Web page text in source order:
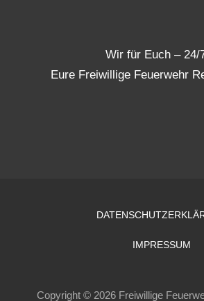
Wir für Euch – 24/
Eure Freiwillige Feuerwehr
IMPRESSUM
Copyright © 2026 Freiwillige